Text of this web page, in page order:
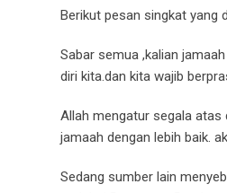
Berikut pesan singkat yang
Sabar semua ,kalian
diri kita.dan kita wajib
Allah mengatur segala atas
jamaah dengan lebih baik.
Sedang sumber lain